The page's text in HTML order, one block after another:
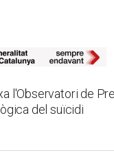
l'Observatori de
del suïcidi